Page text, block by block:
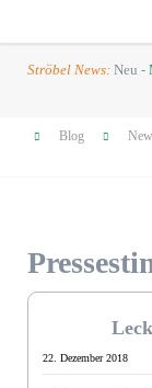
Ströbel News: Neu -
Navigation
Blog
22. Dezember 2018